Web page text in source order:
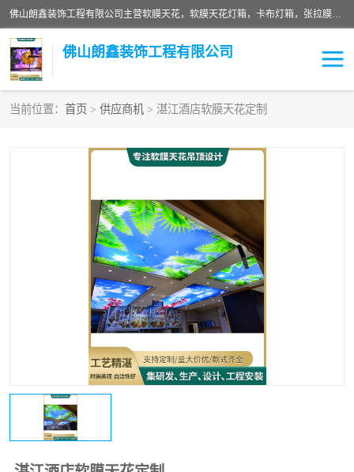
佛山朗鑫装饰工程有限公司主营软膜天花，软膜天花灯箱，卡布灯箱，张拉膜等产品，价格实惠，支持定制；公司专业装饰铺面，家居，会展特装，软膜等工程，技能精良人员，安装快、价格合理，质量保证、热诚与各方有识人士合作，欢迎新老客户来电咨询。
佛山朗鑫装饰工程有限公司
当前位置： 首页 > 供应商机 > 湛江酒店软膜天花定制